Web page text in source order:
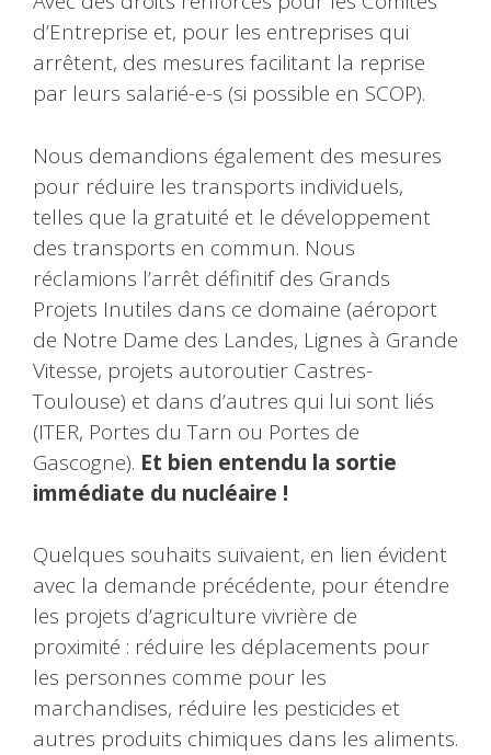
d’Entreprise et, pour les entreprises qui
arrêtent, des mesures facilitant la reprise
par leurs salarié-e-s (si possible en SCOP).
Nous demandions également des mesures
pour réduire les transports individuels,
telles que la gratuité et le développement
des transports en commun. Nous
réclamions l’arrêt définitif des Grands
Projets Inutiles dans ce domaine (aéroport
de Notre Dame des Landes, Lignes à Grande
Vitesse, projets autoroutier Castres-
Toulouse) et dans d’autres qui lui sont liés
(ITER, Portes du Tarn ou Portes de
Gascogne). Et bien entendu la sortie
immédiate du nucléaire !
Quelques souhaits suivaient, en lien évident
avec la demande précédente, pour étendre
les projets d’agriculture vivrière de
proximité : réduire les déplacements pour
les personnes comme pour les
marchandises, réduire les pesticides et
autres produits chimiques dans les aliments.